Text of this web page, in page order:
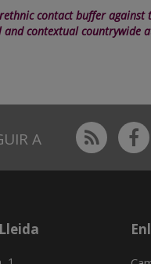
contact buffer
and contextual countrywide
A Rss